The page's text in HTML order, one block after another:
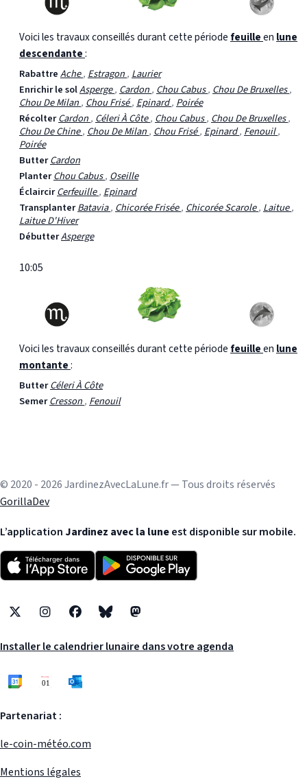
Voici les travaux conseillés durant cette période feuilleen lune
descendante:
RabattreAche, Estragon, Laurier
Enrichir le solAsperge, Cardon, Chou Cabus, Chou De Bruxelles,
Chou De Milan, Chou Frisé, Epinard, Poirée
RécolterCardon, Céleri À Côte, Chou Cabus, Chou De Bruxelles,
Chou De Chine, Chou De Milan, Chou Frisé, Epinard, Fenouil,
Poirée
ButterCardon
PlanterChou Cabus, Oseille
ÉclaircirCerfeuille, Epinard
TransplanterBatavia, Chicorée Frisée, Chicorée Scarole, Laitue,
Laitue D'Hiver
DébutterAsperge
10:05
Voici les travaux conseillés durant cette période feuilleen lune
montante:
ButterCéleri À Côte
SemerCresson,Fenouil
© 2020 - 2026 JardinezAvecLaLune.fr — Tous droits réservés
GorillaDev
L’application Jardinez avec la luneest disponible sur mobile.
X InstagramFacebookBlueskyMastodon
Installer le calendrier lunaire dans votre agenda
Partenariat :
le-coin-météo.com
Mentions légales